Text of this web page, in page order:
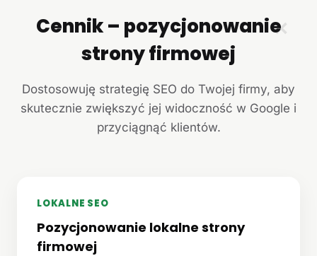
✕
Cennik – pozycjonowanie
strony firmowej
Dostosowuję strategię SEO do Twojej firmy, aby
skutecznie zwiększyć jej widoczność w Google i
przyciągnąć klientów.
LOKALNE SEO
Pozycjonowanie lokalne strony
firmowej